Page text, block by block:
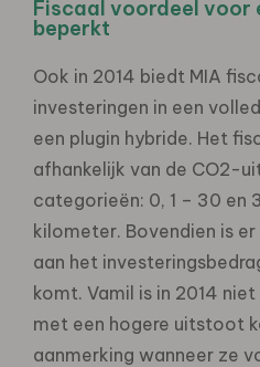
Fiscaal voordeel voor
beperkt
Ook in 2014 biedt MIA
investeringen in een
een plugin hybride. Het
afhankelijk van de CO2-
categorieën: 0, 1 – 30 en
kilometer. Bovendien is
aan het
komt. Vamil is in 2014
met een hogere uitstoot
aanmerking wanneer ze